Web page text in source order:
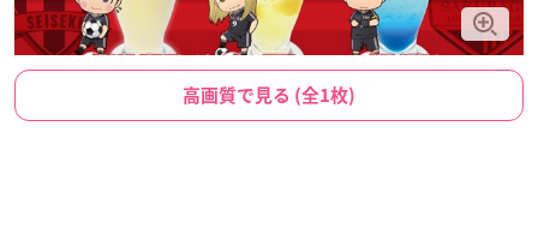
高画質で見る (全1枚)